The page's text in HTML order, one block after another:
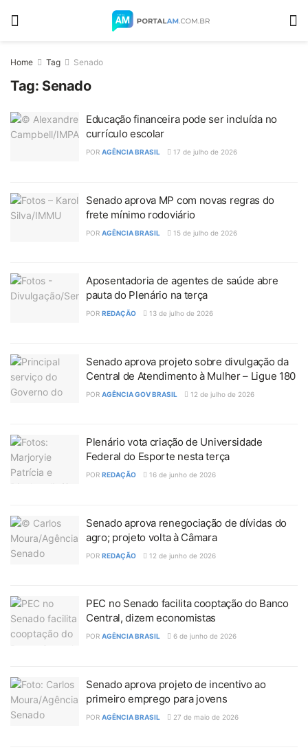
Home Tag Senado
Tag: Senado
Educação financeira pode ser incluída no
currículo escolar
POR AGÊNCIA BRASIL 17 de julho de 2026
Senado aprova MP com novas regras do
frete mínimo rodoviário
POR AGÊNCIA BRASIL 15 de julho de 2026
Aposentadoria de agentes de saúde abre
pauta do Plenário na terça
POR REDAÇÃO 13 de julho de 2026
Senado aprova projeto sobre divulgação da
Central de Atendimento à Mulher – Ligue 180
POR AGÊNCIA GOV BRASIL 12 de julho de 2026
Plenário vota criação de Universidade
Federal do Esporte nesta terça
POR REDAÇÃO 16 de junho de 2026
Senado aprova renegociação de dívidas do
agro; projeto volta à Câmara
POR REDAÇÃO 12 de junho de 2026
PEC no Senado facilita cooptação do Banco
Central, dizem economistas
POR AGÊNCIA BRASIL 6 de junho de 2026
Senado aprova projeto de incentivo ao
primeiro emprego para jovens
POR AGÊNCIA BRASIL 27 de maio de 2026